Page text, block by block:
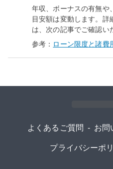
年収、ボーナスの有無や
目安額は変動します。詳
は、次の記事でご確認い
参考： ローン限度と諸費
よくあるご質問 - お問
プライバシーポ